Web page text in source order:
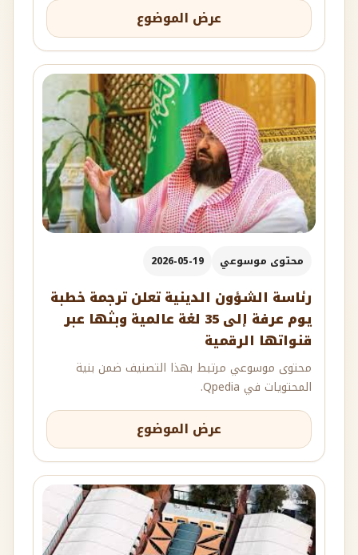
عرض الموضوع
محتوى موسوعي 2026-05-19
رئاسة الشؤون الدينية تعلن ترجمة خطبة
يوم عرفة إلى 35 لغة عالمية وبثها عبر
قنواتها الرقمية
محتوى موسوعي مرتبط بهذا التصنيف ضمن بنية
المحتويات في Qpedia.
عرض الموضوع